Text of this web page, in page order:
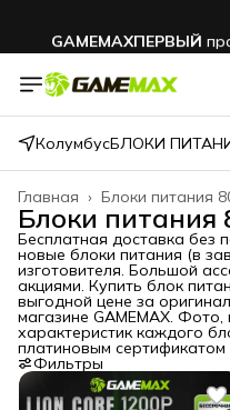
КолумбусБЛОКИ
Блоки питания
Главная ›
Блоки питания
Бесплатная доставка без
новые блоки питания (в
изготовителя. Большой
акциями. Купить блок
выгодной цене за
магазине GAMEMAX.
характеристик каждого
платиновым
Фильтры